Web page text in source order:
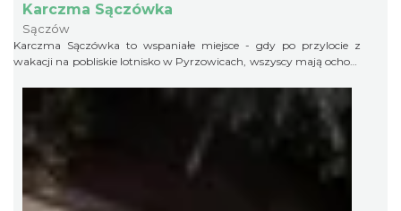
Karczma Sączówka
Sączów
Karczma Sączówka to wspaniałe miejsce - gdy po przylocie z
wakacji na pobliskie lotnisko w Pyrzowicach, wszyscy mają ochotę